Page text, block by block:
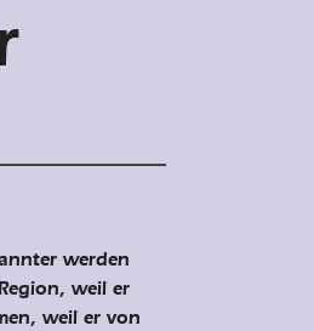
werden
weil er
weil er von